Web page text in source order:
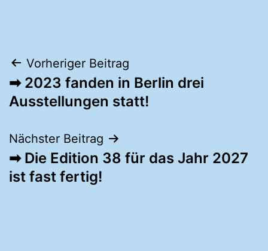
Beitragsnavigation
Vorheriger Beitrag
➡︎ 2023 fanden in Berlin drei
Ausstellungen statt!
Nächster Beitrag
➡︎ Die Edition 38 für das Jahr 2027
ist fast fertig!